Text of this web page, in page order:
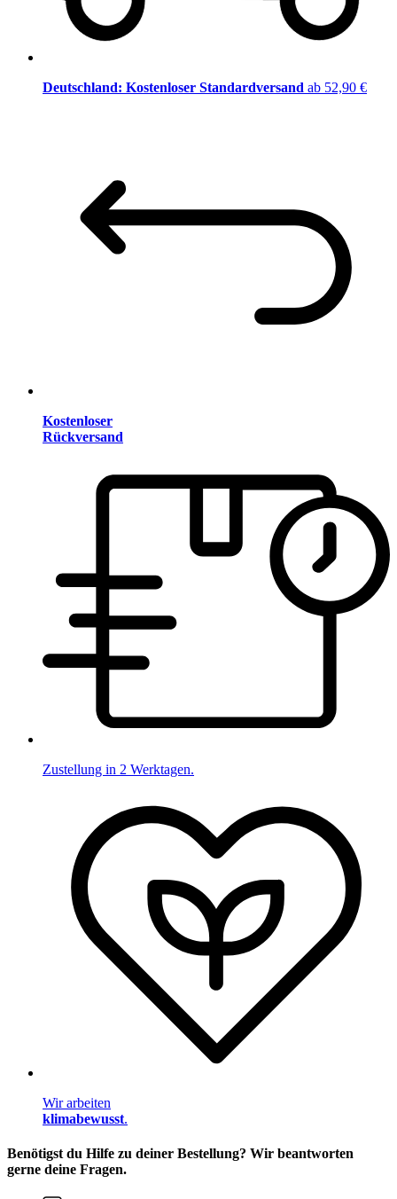
Deutschland: Kostenloser Standardversand ab 52,90 €
Kostenloser
Rückversand
Zustellung in 2 Werktagen.
Wir arbeiten
klimabewusst.
Benötigst du Hilfe zu deiner Bestellung? Wir beantworten
gerne deine Fragen.